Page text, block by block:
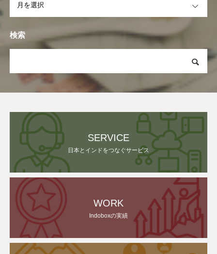
検索
SERVICE
日本とインドをつなぐサービス
WORK
Indoboxの実績